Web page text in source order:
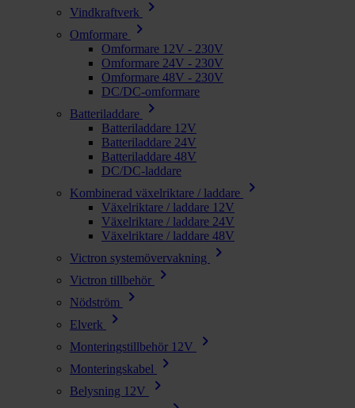
Vindkraftverk
chevron_right
Omformare chevron_right
Omformare 12V - 230V
Omformare 24V - 230V
Omformare 48V - 230V
DC/DC-omformare
Batteriladdare
chevron_right
Batteriladdare 12V
Batteriladdare 24V
Batteriladdare 48V
DC/DC-laddare
Kombinerad växelriktare / laddare
chevron_right
Växelriktare / laddare 12V
Växelriktare / laddare 24V
Växelriktare / laddare 48V
Victron systemövervakning
chevron_right
Victron tillbehör chevron_right
Nödström chevron_right
Elverk chevron_right
Monteringstillbehör 12V chevron_right
Monteringskabel chevron_right
Belysning 12V chevron_right